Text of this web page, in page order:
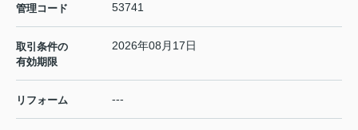
管理コード 53741
取引条件の
有効期限
2026年08月17日
リフォーム ---